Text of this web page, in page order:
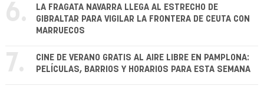
6.
LA FRAGATA NAVARRA LLEGA AL ESTRECHO DE
GIBRALTAR PARA VIGILAR LA FRONTERA DE CEUTA CON
MARRUECOS
7.
CINE DE VERANO GRATIS AL AIRE LIBRE EN PAMPLONA:
PELÍCULAS, BARRIOS Y HORARIOS PARA ESTA SEMANA